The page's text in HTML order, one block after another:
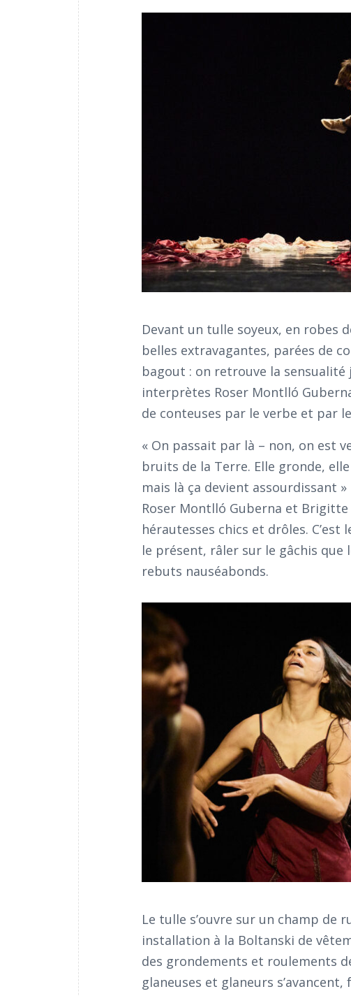
Devant un tulle soyeux, en robes
belles extravagantes, parées de
bagout : on retrouve la sensualité
interprètes Roser Montlló
de conteuses par le verbe et par
« On passait par là – non, on est
bruits de la Terre. Elle gronde,
mais là ça devient assourdissant »
Roser Montlló Guberna et
hérautesses chics et drôles.
le présent, râler sur le gâchis
rebuts nauséabonds.
Le tulle s’ouvre sur un champ de
installation à la Boltanski de
des grondements et roulements
glaneuses et glaneurs